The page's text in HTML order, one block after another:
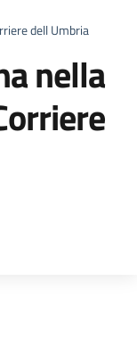
dell Umbria
nella